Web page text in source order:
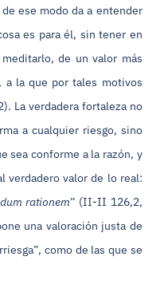
ese modo da a entender
es para él, sin tener en
de un valor más
a la que por tales motivos
La verdadera fortaleza no
a cualquier riesgo, sino
sea conforme a la razón, y
verdadero valor de lo real:
rationem” (II-II 126,2,
una valoración justa de
como de las que se